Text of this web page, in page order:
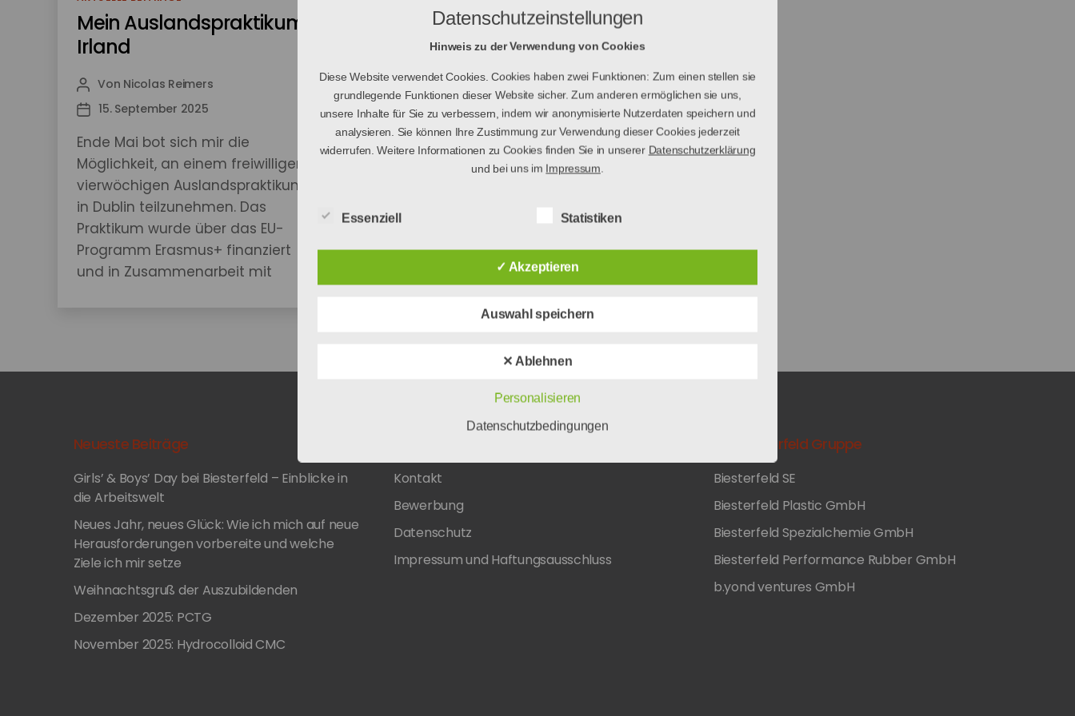
Mein Auslandspraktikum in
Irland
Beitragsautor
Von Nicolas Reimers
Veröffentlichungsdatum
15. September 2025
Ende Mai bot sich mir die
Möglichkeit, an einem freiwilligen
vierwöchigen Auslandspraktikum
in Dublin teilzunehmen. Das
Praktikum wurde über das EU-
Programm Erasmus+ finanziert
und in Zusammenarbeit mit
Neueste Beiträge
Girls’ & Boys’ Day bei Biesterfeld – Einblicke in
die Arbeitswelt
Neues Jahr, neues Glück: Wie ich mich auf neue
Herausforderungen vorbereite und welche
Ziele ich mir setze
Weihnachtsgruß der Auszubildenden
Dezember 2025: PCTG
November 2025: Hydrocolloid CMC
Kontakt
Bewerbung
Datenschutz
Impressum und Haftungsausschluss
Die Biesterfeld Gruppe
Biesterfeld SE
Biesterfeld Plastic GmbH
Biesterfeld Spezialchemie GmbH
Biesterfeld Performance Rubber GmbH
b.yond ventures GmbH
Datenschutzeinstellungen
Hinweis zu der Verwendung von Cookies
Diese Website verwendet Cookies. Cookies haben zwei Funktionen: Zum einen stellen sie
grundlegende Funktionen dieser Website sicher. Zum anderen ermöglichen sie uns,
unsere Inhalte für Sie zu verbessern, indem wir anonymisierte Nutzerdaten speichern und
analysieren. Sie können Ihre Zustimmung zur Verwendung dieser Cookies jederzeit
widerrufen. Weitere Informationen zu Cookies finden Sie in unserer Datenschutzerklärung
und bei uns im Impressum.
Essenziell Statistiken
✓ Akzeptieren
Auswahl speichern
✕ Ablehnen
Personalisieren
Datenschutzbedingungen